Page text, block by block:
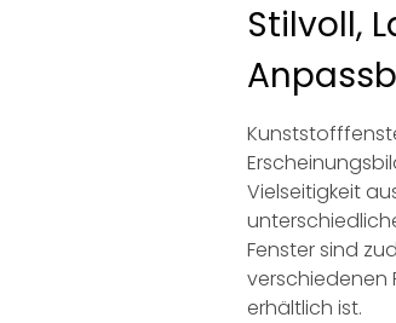
Stilvoll,
Vielseitigkeit
Fenster sind
verschiedenen
erhältlich ist.